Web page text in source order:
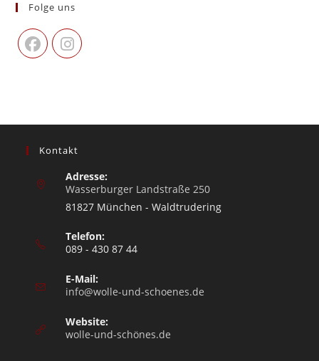
Folge uns
Kontakt
Adresse:
Wasserburger Landstraße 250
81827 München - Waldtrudering
Telefon:
089 - 430 87 44
E-Mail:
info@wolle-und-schoenes.de
Website:
wolle-und-schönes.de